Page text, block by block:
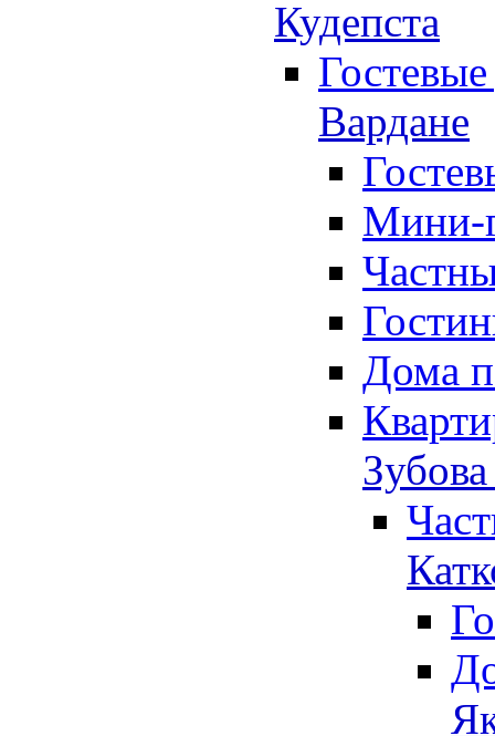
Кудепста
Вардане
Мини-
Дома